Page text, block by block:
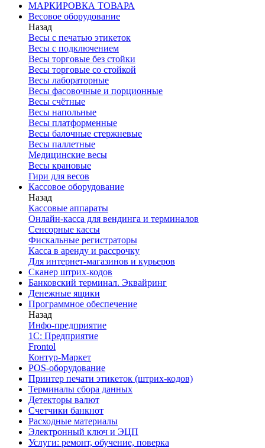
МАРКИРОВКА ТОВАРА
Весовое оборудование
Назад
Весы с печатью этикеток
Весы с подключением
Весы торговые без стойки
Весы торговые со стойкой
Весы лабораторные
Весы фасовочные и порционные
Весы счётные
Весы напольные
Весы платформенные
Весы балочные стержневые
Весы паллетные
Медицинские весы
Весы крановые
Гири для весов
Кассовое оборудование
Назад
Кассовые аппараты
Онлайн-касса для вендинга и терминалов
Сенсорные кассы
Фискальные регистраторы
Касса в аренду и рассрочку
Для интернет-магазинов и курьеров
Сканер штрих-кодов
Банковский терминал. Эквайринг
Денежные ящики
Программное обеспечение
Назад
Инфо-предприятие
1С: Предприятие
Frontol
Контур-Маркет
POS-оборудование
Принтер печати этикеток (штрих-кодов)
Терминалы сбора данных
Детекторы валют
Счетчики банкнот
Расходные материалы
Электронный ключ и ЭЦП
Услуги: ремонт, обучение, поверка